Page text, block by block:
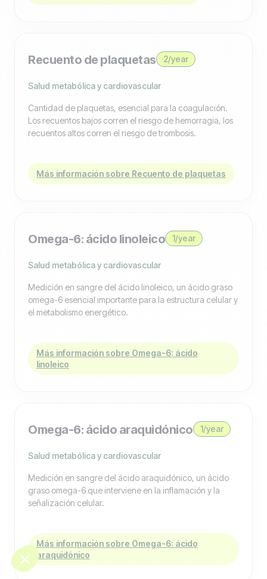
Recuento de plaquetas 2/year
Salud metabólica y cardiovascular
Cantidad de plaquetas, esencial para la coagulación.
Los recuentos bajos corren el riesgo de hemorragia, los
recuentos altos corren el riesgo de trombosis.
Más información sobre Recuento de plaquetas
Omega-6: ácido linoleico 1/year
Salud metabólica y cardiovascular
Medición en sangre del ácido linoleico, un ácido graso
omega-6 esencial importante para la estructura celular y
el metabolismo energético.
Más información sobre Omega-6: ácido
linoleico
Omega-6: ácido araquidónico 1/year
Salud metabólica y cardiovascular
Medición en sangre del ácido araquidónico, un ácido
graso omega-6 que interviene en la inflamación y la
señalización celular.
Más información sobre Omega-6: ácido
araquidónico